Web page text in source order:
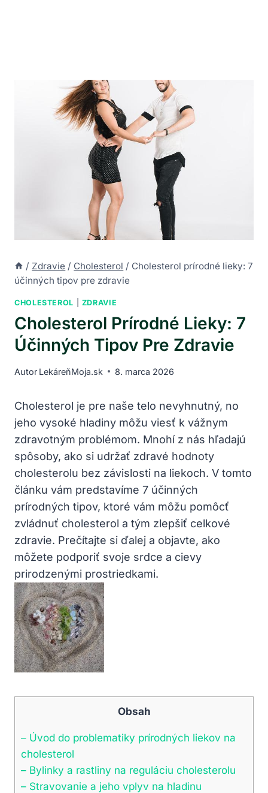
/ Zdravie / Cholesterol / Cholesterol prírodné lieky: 7
účinných tipov pre zdravie
CHOLESTEROL ZDRAVIE
Cholesterol Prírodné Lieky: 7
Účinných Tipov Pre Zdravie
Autor LekáreňMoja.sk 8. marca 2026
Cholesterol je pre ⁤naše telo ​nevyhnutný, no
jeho ‍vysoké hladiny‍ môžu viesť k vážnym
zdravotným problémom. Mnohí⁣ z‌ nás hľadajú ​
spôsoby, ako si udržať zdravé hodnoty
cholesterolu bez závislosti na liekoch. V tomto
článku vám predstavíme 7 účinných
prírodných tipov, ktoré vám môžu pomôcť
zvládnuť ⁢cholesterol a tým zlepšiť celkové⁣
zdravie. Prečítajte⁣ si ďalej a objavte, ako
môžete podporiť svoje srdce a cievy
prirodzenými ⁤prostriedkami.
Obsah
– Úvod do problematiky prírodných ‌liekov na
cholesterol
– Bylinky a rastliny na reguláciu cholesterolu
– Stravovanie a jeho‌ vplyv na hladinu